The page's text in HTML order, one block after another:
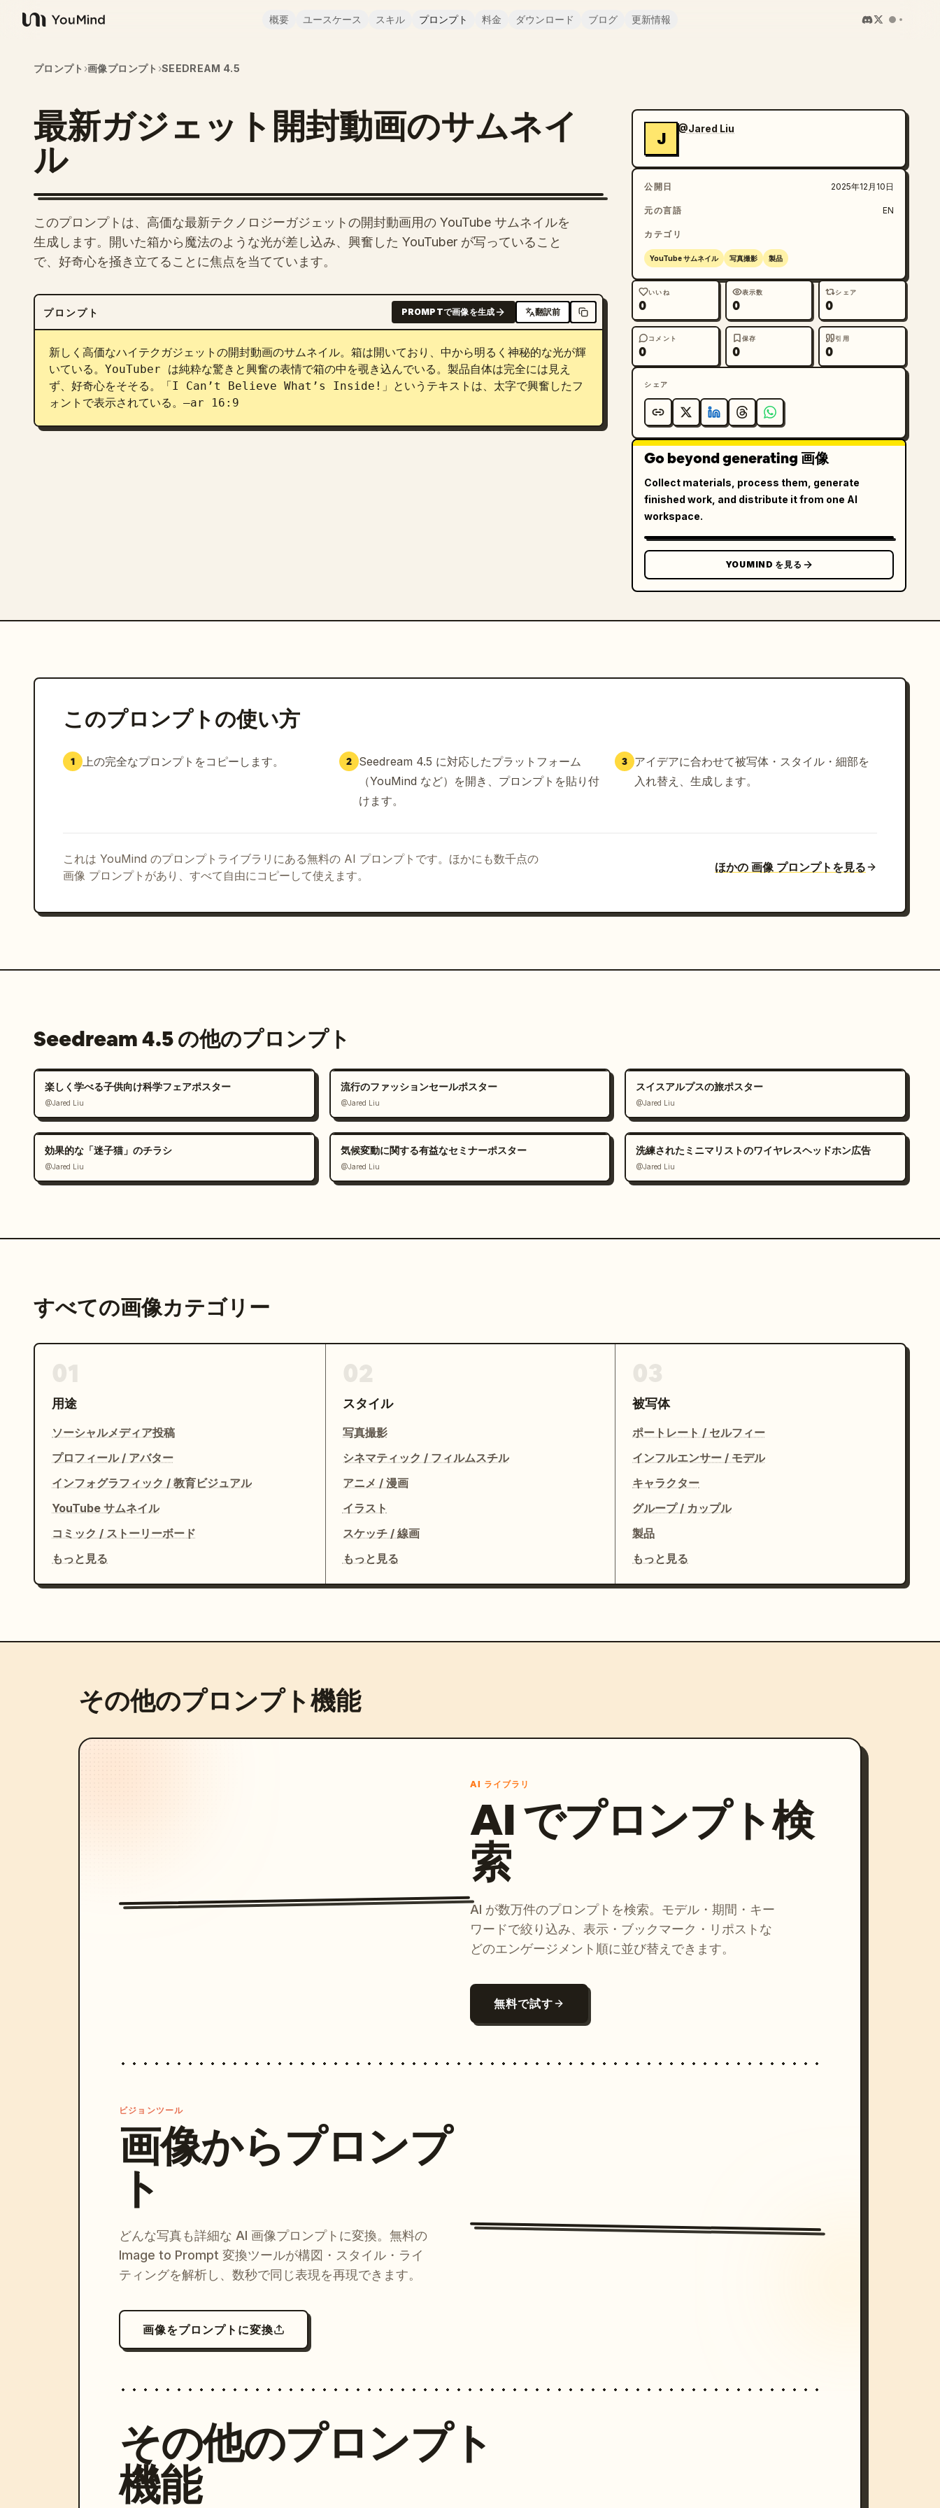
YouMind
概要 ユースケース スキル プロンプト 料金 ダウンロード ブログ 更新情報
プロンプト ›画像プロンプト ›SEEDREAM 4.5
最新ガジェット開封動画のサムネイ
ル
このプロンプトは、高価な最新テクノロジーガジェットの開封動画用の YouTube サムネイルを
生成します。開いた箱から魔法のような光が差し込み、興奮した YouTuber が写っていること
で、好奇心を掻き立てることに焦点を当てています。
プロンプト PROMPTで画像を生成 翻訳前
新しく高価なハイテクガジェットの開封動画のサムネイル。箱は開いており、中から明るく神秘的な光が輝
いている。YouTuber は純粋な驚きと興奮の表情で箱の中を覗き込んでいる。製品自体は完全には見え
ず、好奇心をそそる。「I Can’t Believe What’s Inside!」というテキストは、太字で興奮したフ
ォントで表示されている。–ar 16:9
J
@Jared Liu
公開日 2025年12月10日
元の言語 EN
カテゴリ
YouTube サムネイル 写真撮影 製品
いいね
0
表示数
0
シェア
0
コメント
0
保存
0
引用
0
シェア
Go beyond generating 画像
Collect materials, process them, generate
finished work, and distribute it from one AI
workspace.
YOUMIND を見る
このプロンプトの使い方
1 上の完全なプロンプトをコピーします。 2 Seedream 4.5 に対応したプラットフォーム
（YouMind など）を開き、プロンプトを貼り付
けます。
3
アイデアに合わせて被写体・スタイル・細部を
入れ替え、生成します。
これは YouMind のプロンプトライブラリにある無料の AI プロンプトです。ほかにも数千点の
画像 プロンプトがあり、すべて自由にコピーして使えます。
ほかの 画像 プロンプトを見る
Seedream 4.5 の他のプロンプト
楽しく学べる子供向け科学フェアポスター
@Jared Liu
流行のファッションセールポスター
@Jared Liu
スイスアルプスの旅ポスター
@Jared Liu
効果的な「迷子猫」のチラシ
@Jared Liu
気候変動に関する有益なセミナーポスター
@Jared Liu
洗練されたミニマリストのワイヤレスヘッドホン広告
@Jared Liu
すべての画像カテゴリー
用途
ソーシャルメディア投稿
プロフィール / アバター
インフォグラフィック / 教育ビジュアル
YouTube サムネイル
コミック / ストーリーボード
もっと見る
スタイル
写真撮影
シネマティック / フィルムスチル
アニメ / 漫画
イラスト
スケッチ / 線画
もっと見る
被写体
ポートレート / セルフィー
インフルエンサー / モデル
キャラクター
グループ / カップル
製品
もっと見る
その他のプロンプト機能
AI ライブラリ
AI でプロンプト検
索
AI が数万件のプロンプトを検索。モデル・期間・キー
ワードで絞り込み、表示・ブックマーク・リポストな
どのエンゲージメント順に並び替えできます。
無料で試す
ビジョンツール
画像からプロンプ
ト
どんな写真も詳細な AI 画像プロンプトに変換。無料の
Image to Prompt 変換ツールが構図・スタイル・ライ
ティングを解析し、数秒で同じ表現を再現できます。
画像をプロンプトに変換
その他のプロンプト
機能